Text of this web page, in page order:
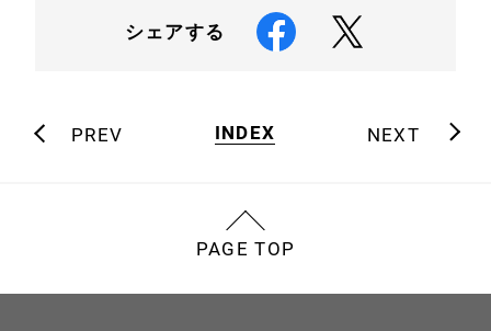
シェアする
PREV INDEX NEXT
PAGE TOP